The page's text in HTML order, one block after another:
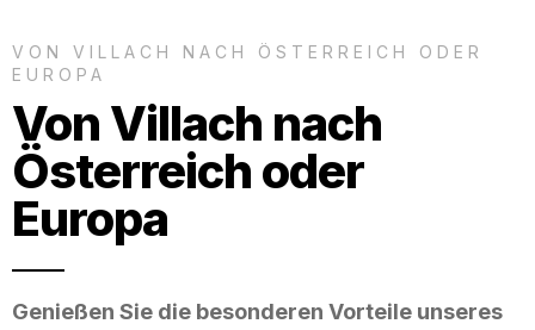
VON VILLACH NACH ÖSTERREICH ODER
EUROPA
Von Villach nach
Österreich oder
Europa
Genießen Sie die besonderen Vorteile unseres